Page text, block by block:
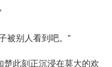
被别人看到吧。”
此刻正沉浸在莫大的欢